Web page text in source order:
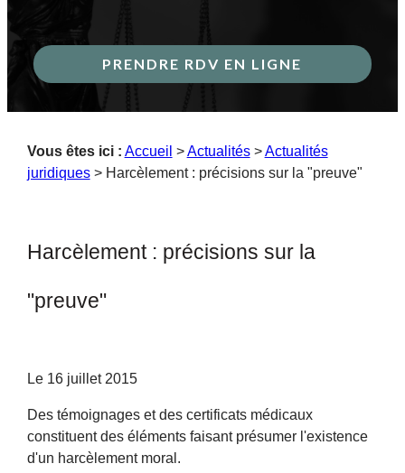
PRENDRE RDV EN LIGNE
Vous êtes ici : Accueil >Actualités>Actualités
juridiques> Harcèlement : précisions sur la "preuve"
Harcèlement : précisions sur la
"preuve"
Le 16 juillet 2015
Des témoignages et des certificats médicaux
constituent des éléments faisant présumer l'existence
d'un harcèlement moral.